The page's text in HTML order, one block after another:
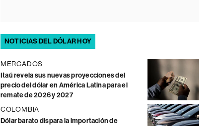
NOTICIAS DEL DÓLAR HOY
MERCADOS
Itaú revela sus nuevas proyecciones del
precio del dólar en América Latina para el
remate de 2026 y 2027
COLOMBIA
Dólar barato dispara la importación de